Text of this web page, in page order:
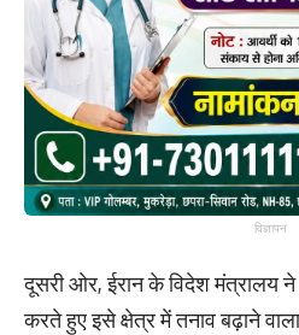
विज्ञापन
दूसरी ओर, ईरान के विदेश मंत्रालय ने
करते हुए इसे क्षेत्र में तनाव बढ़ाने